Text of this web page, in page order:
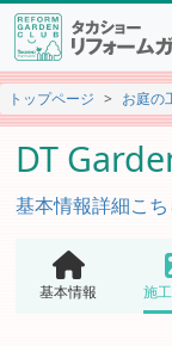
トップページ お庭の
DT
基本情報詳細こち
基本情報 施